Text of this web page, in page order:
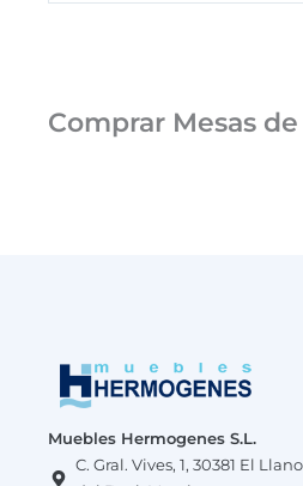
Comprar Mesas
Muebles Hermogenes S.L.
C. Gral. Vives, 1, 30381 El Llano